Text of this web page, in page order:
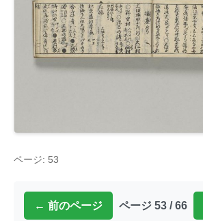
ページ: 53
← 前のページ ページ 53 / 66